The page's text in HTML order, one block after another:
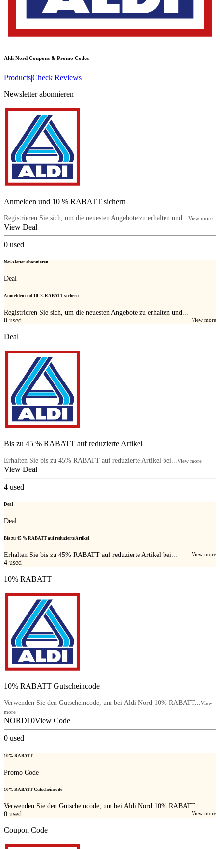
Aldi Nord Coupons & Promo Codes
Products|Check Reviews
Newsletter abonnieren
Anmelden und 10 % RABATT sichern
Registrieren Sie sich, um die neuesten Angebote zu erhalten und... View more
View Deal
0 used
Newsletter abonnieren
Deal
Anmelden und 10 % RABATT sichern
Registrieren Sie sich, um die neuesten Angebote zu erhalten und...
View more
0 used
Deal
Bis zu 45 % RABATT auf reduzierte Artikel
Erhalten Sie bis zu 45% RABATT auf reduzierte Artikel bei... View more
View Deal
4 used
Deal
Deal
Bis zu 45 % RABATT auf reduzierte Artikel
Erhalten Sie bis zu 45% RABATT auf reduzierte Artikel bei... View more
4 used
10% RABATT
10% RABATT Gutscheincode
Verwenden Sie den Gutscheincode, um bei Aldi Nord 10% RABATT...View
more
NORD10View Code
0 used
10% RABATT
Promo Code
10% RABATT Gutscheincode
Verwenden Sie den Gutscheincode, um bei Aldi Nord 10% RABATT...
View more
0 used
Coupon Code